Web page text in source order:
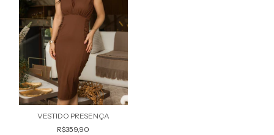
VESTIDO PRESENÇA
R$359,90